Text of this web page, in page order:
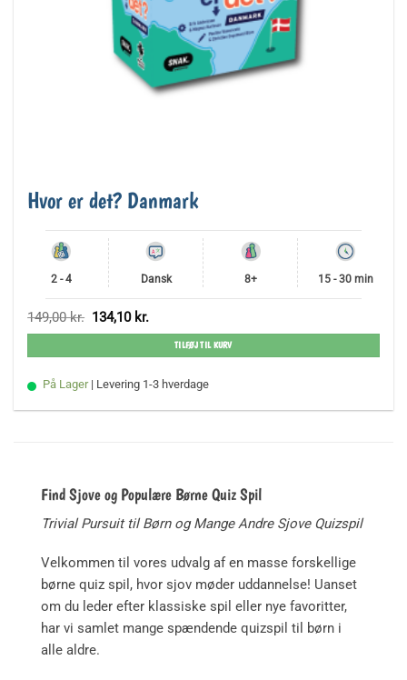
Hvor er det? Danmark
2 - 4 Dansk 8+ 15 - 30 min
149,00kr. Den
oprindelige
pris
149,00 kr..
134,10 kr.
aktuelle
pris
134,10 kr..
TILFØJ TIL KURV
På Lager | Levering 1-3 hverdage
Find Sjove og Populære Børne Quiz Spil
Trivial Pursuit til Børn og Mange Andre Sjove Quizspil
Velkommen til vores udvalg af en masse forskellige
børne quiz spil, hvor sjov møder uddannelse! Uanset
om du leder efter klassiske spil eller nye favoritter,
har vi samlet mange spændende quizspil til børn i
alle aldre.